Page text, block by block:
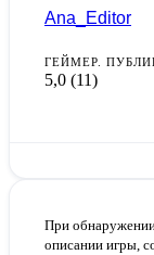
Ana_Editor
ГЕЙМЕР.
5,0 (11)
При
описании игры,